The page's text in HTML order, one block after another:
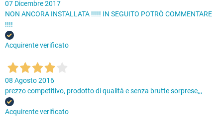
07 Dicembre 2017
NON ANCORA INSTALLATA !!!!! IN SEGUITO POTRÒ COMMENTARE
!!!!
Acquirente verificato
08 Agosto 2016
prezzo competitivo, prodotto di qualità e senza brutte sorprese,,,
Acquirente verificato